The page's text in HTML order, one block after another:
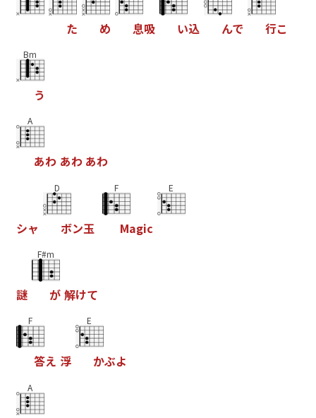
た め 息吸 い込 んで 行こ
Bm
う
A
あわ あわ あわ
シャ
D
ボン玉
F
Magic
E
謎
F#m
が 解けて
F
答え 浮
E
かぶよ
A